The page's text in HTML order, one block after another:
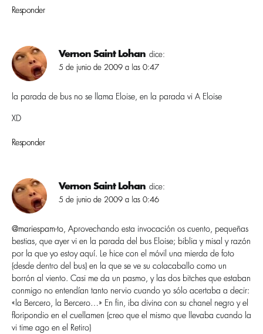
Responder
Vernon Saint Lohan dice:
5 de junio de 2009 a las 0:47
la parada de bus no se llama Eloise, en la parada vi A Eloise
XD
Responder
Vernon Saint Lohan dice:
5 de junio de 2009 a las 0:46
@mariespam-to , Aprovechando esta invocación os cuento, pequeñas
bestias, que ayer vi en la parada del bus Eloise; biblia y misal y razón
por la que yo estoy aquí­. Le hice con el móvil una mierda de foto
(desde dentro del bus) en la que se ve su colacaballo como un
borrón al viento. Casi me da un pasmo, y las dos bitches que estaban
conmigo no entendí­an tanto nervio cuando yo sólo acertaba a decir:
«la Bercero, la Bercero…» En fin, iba divina con su chanel negro y el
floripondio en el cuellamen (creo que el mismo que llevaba cuando la
vi time ago en el Retiro)